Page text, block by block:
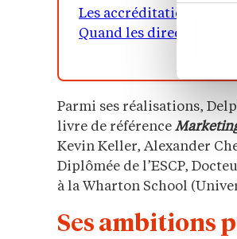
Les accréditations
Quand les directeurs
Parmi ses réalisations,
livre de référence
Kevin Keller, Alexander
Diplômée de l’ESCP,
à la Wharton School
Ses ambitions